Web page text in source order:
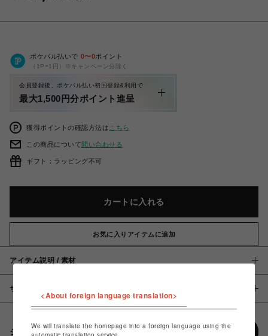
ポケパル払いで 0〜0ポイント
（1P=1円）※キャンペーン分除く
会員登録後、ポケパル払い初回登録&利用で
最大1,500円分ポイント進呈
獲得ポイントの確認方法は こちら
この商品について問い合わせる
ギフト：ラッピング不可
カートに入れる
お気に入りアイテムに追加
アイテム説明 / 素材
サイズ
シェアする
<About foreign language translation>
We will translate the homepage into a foreign language using the